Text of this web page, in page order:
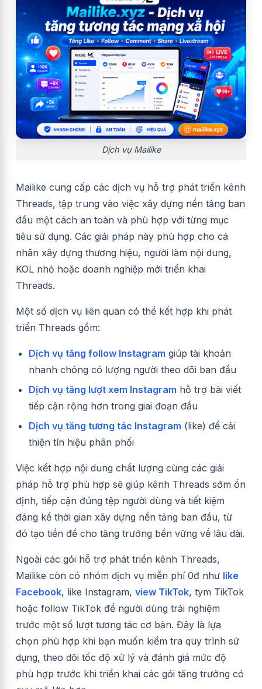
Dịch vụ Mailike
Mailike cung cấp các dịch vụ hỗ trợ phát triển kênh
Threads, tập trung vào việc xây dựng nền tảng ban
đầu một cách an toàn và phù hợp với từng mục
tiêu sử dụng. Các giải pháp này phù hợp cho cá
nhân xây dựng thương hiệu, người làm nội dung,
KOL nhỏ hoặc doanh nghiệp mới triển khai
Threads.
Một số dịch vụ liên quan có thể kết hợp khi phát
triển Threads gồm:
Dịch vụ tăng follow Instagram giúp tài khoản
nhanh chóng có lượng người theo dõi ban đầu
Dịch vụ tăng lượt xem Instagram hỗ trợ bài viết
tiếp cận rộng hơn trong giai đoạn đầu
Dịch vụ tăng tương tác Instagram (like) để cải
thiện tín hiệu phân phối
Việc kết hợp nội dung chất lượng cùng các giải
pháp hỗ trợ phù hợp sẽ giúp kênh Threads sớm ổn
định, tiếp cận đúng tệp người dùng và tiết kiệm
đáng kể thời gian xây dựng nền tảng ban đầu, từ
đó tạo tiền đề cho tăng trưởng bền vững về lâu dài.
Ngoài các gói hỗ trợ phát triển kênh Threads,
Mailike còn có nhóm dịch vụ miễn phí 0đ như like
Facebook, like Instagram, view TikTok, tym TikTok
hoặc follow TikTok để người dùng trải nghiệm
trước một số lượt tương tác cơ bản. Đây là lựa
chọn phù hợp khi bạn muốn kiểm tra quy trình sử
dụng, theo dõi tốc độ xử lý và đánh giá mức độ
phù hợp trước khi triển khai các gói tăng trưởng có